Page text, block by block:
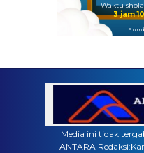
Waktu
3 jam
Media ini tidak
ANTARA